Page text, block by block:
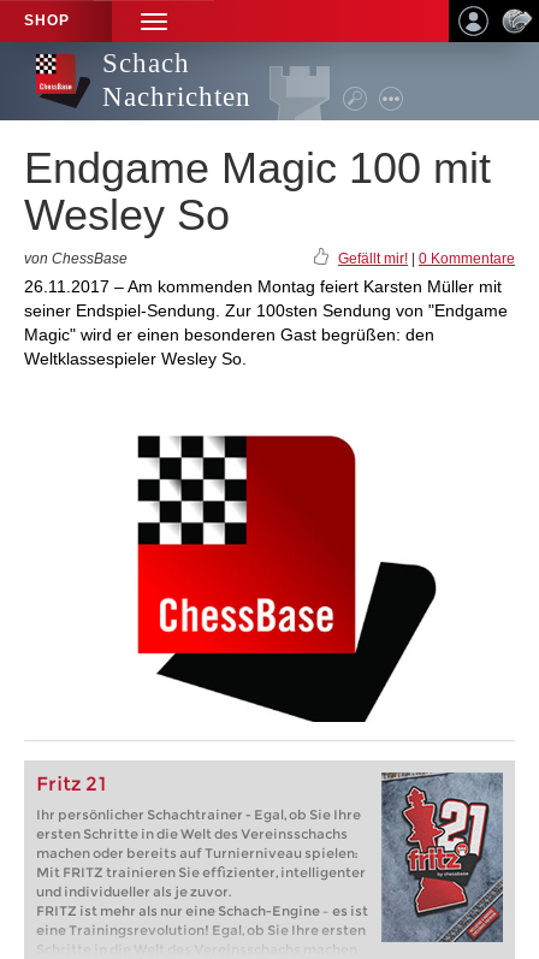
SHOP
TOGGLE
NAVIGATION
Schach
Nachrichten
Endgame Magic 100 mit
Wesley So
von ChessBase Gefällt mir! 0 Kommentare
26.11.2017 – Am kommenden Montag feiert Karsten Müller mit
seiner Endspiel-Sendung. Zur 100sten Sendung von "Endgame
Magic" wird er einen besonderen Gast begrüßen: den
Weltklassespieler Wesley So.
Fritz 21
Ihr persönlicher Schachtrainer - Egal, ob Sie Ihre
ersten Schritte in die Welt des Vereinsschachs
machen oder bereits auf Turnierniveau spielen:
Mit FRITZ trainieren Sie effizienter, intelligenter
und individueller als je zuvor.
FRITZ ist mehr als nur eine Schach-Engine – es ist
eine Trainingsrevolution! Egal, ob Sie Ihre ersten
Schritte in die Welt des Vereinsschachs machen